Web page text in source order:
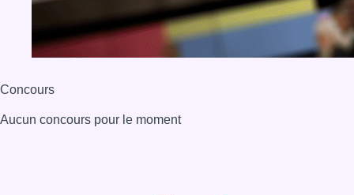
Concours
Aucun concours pour le moment